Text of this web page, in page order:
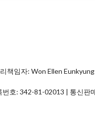
책임자: Won Ellen
번호: 342-81-02013 | 통신판